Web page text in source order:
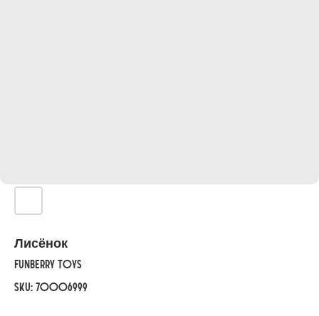
Лисёнок
FunBerry Toys
SKU: 70006999